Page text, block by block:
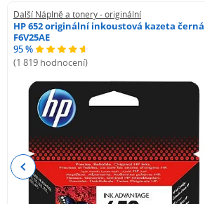
Další Náplně a tonery - originální
HP 652 originální inkoustová kazeta černá
F6V25AE
95 %
(1 819 hodnocení)
Previous